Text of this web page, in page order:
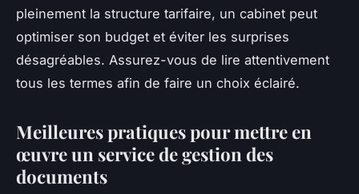
pleinement la structure tarifaire, un cabinet peut
optimiser son budget et éviter les surprises
désagréables. Assurez-vous de lire attentivement
tous les termes afin de faire un choix éclairé.
Meilleures pratiques pour mettre en
œuvre un service de gestion des
documents